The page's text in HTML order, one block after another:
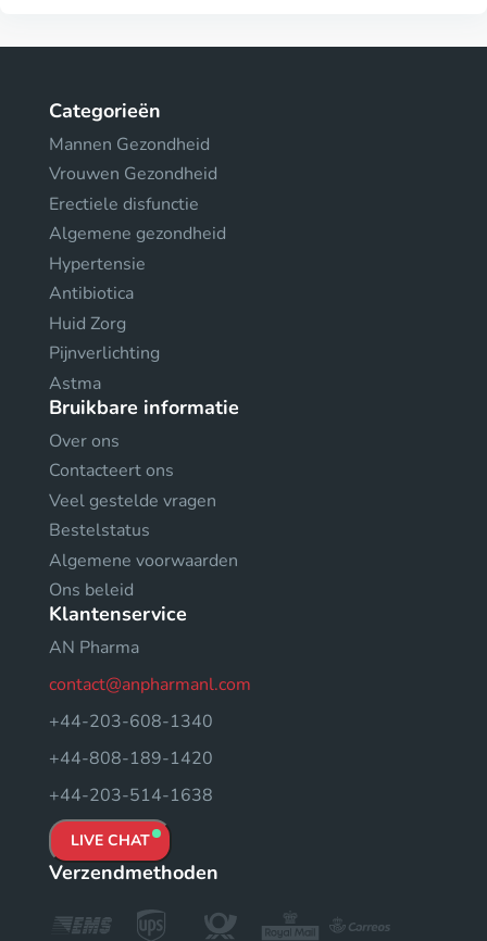
Categorieën
Mannen Gezondheid
Vrouwen Gezondheid
Erectiele disfunctie
Algemene gezondheid
Hypertensie
Antibiotica
Huid Zorg
Pijnverlichting
Astma
Bruikbare informatie
Over ons
Contacteert ons
Veel gestelde vragen
Bestelstatus
Algemene voorwaarden
Ons beleid
Klantenservice
AN Pharma
contact@anpharmanl.com
+44-203-608-1340
+44-808-189-1420
+44-203-514-1638
LIVE CHAT
Verzendmethoden